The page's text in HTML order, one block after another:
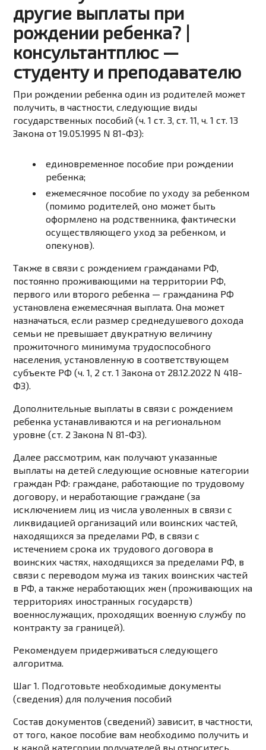
другие выплаты при
рождении ребенка? |
консультантплюс —
студенту и преподавателю
При рождении ребенка один из родителей может
получить, в частности, следующие виды
государственных пособий (ч. 1 ст. 3, ст. 11, ч. 1 ст. 13
Закона от 19.05.1995 N 81-ФЗ):
единовременное пособие при рождении
ребенка;
ежемесячное пособие по уходу за ребенком
(помимо родителей, оно может быть
оформлено на родственника, фактически
осуществляющего уход за ребенком, и
опекунов).
Также в связи с рождением гражданами РФ,
постоянно проживающими на территории РФ,
первого или второго ребенка — гражданина РФ
установлена ежемесячная выплата. Она может
назначаться, если размер среднедушевого дохода
семьи не превышает двукратную величину
прожиточного минимума трудоспособного
населения, установленную в соответствующем
субъекте РФ (ч. 1, 2 ст. 1 Закона от 28.12.2022 N 418-
ФЗ).
Дополнительные выплаты в связи с рождением
ребенка устанавливаются и на региональном
уровне (ст. 2 Закона N 81-ФЗ).
Далее рассмотрим, как получают указанные
выплаты на детей следующие основные категории
граждан РФ: граждане, работающие по трудовому
договору, и неработающие граждане (за
исключением лиц из числа уволенных в связи с
ликвидацией организаций или воинских частей,
находящихся за пределами РФ, в связи с
истечением срока их трудового договора в
воинских частях, находящихся за пределами РФ, в
связи с переводом мужа из таких воинских частей
в РФ, а также неработающих жен (проживающих на
территориях иностранных государств)
военнослужащих, проходящих военную службу по
контракту за границей).
Рекомендуем придерживаться следующего
алгоритма.
Шаг 1. Подготовьте необходимые документы
(сведения) для получения пособий
Состав документов (сведений) зависит, в частности,
от того, какое пособие вам необходимо получить и
к какой категории получателей вы относитесь.